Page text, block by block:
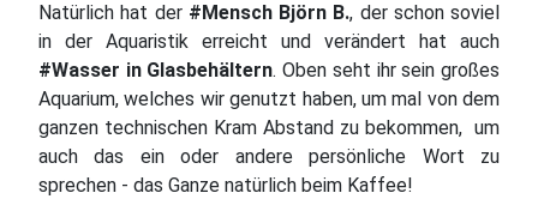
Natürlich hat der #Mensch Björn B., der schon soviel
in der Aquaristik erreicht und verändert hat auch
#Wasser in Glasbehältern. Oben seht ihr sein großes
Aquarium, welches wir genutzt haben, um mal von dem
ganzen technischen Kram Abstand zu bekommen, um
auch das ein oder andere persönliche Wort zu
sprechen - das Ganze natürlich beim Kaffee!